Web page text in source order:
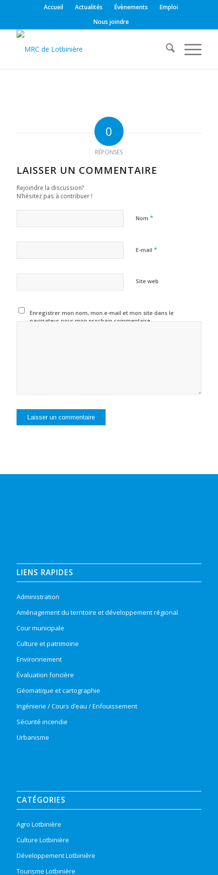
Accueil Actualités Évènements
Emploi
Nous joindre
0
RÉPONSES
LAISSER UN COMMENTAIRE
Rejoindre la discussion?
N’hésitez pas à contribuer !
Nom *
E-mail *
Site web
Enregistrer mon nom, mon e-mail et mon site dans le
navigateur pour mon prochain commentaire.
LIENS RAPIDES
Administration
Aménagement du territoire et développement régional
Cour municipale
Culture et patrimoine
Environnement
Évaluation foncière
Géomatique et cartographie
Ingénierie / Cours d’eau / Enfouissement
Sécurité incendie
Urbanisme
CATÉGORIES
Agro Lotbinière
Culture Lotbinière
Développement Lotbinière
Tourisme Lotbinière